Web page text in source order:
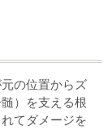
の位置からズ
）を支える根
てダメージを